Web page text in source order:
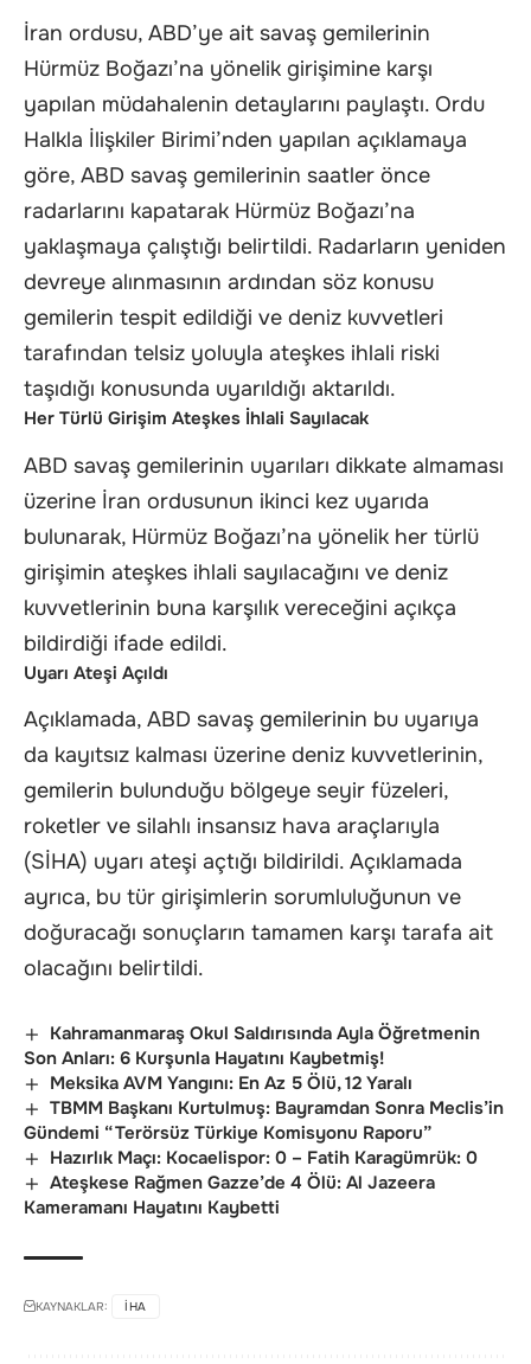
İran ordusu, ABD’ye ait savaş gemilerinin
Hürmüz Boğazı’na yönelik girişimine karşı
yapılan müdahalenin detaylarını paylaştı. Ordu
Halkla İlişkiler Birimi’nden yapılan açıklamaya
göre, ABD savaş gemilerinin saatler önce
radarlarını kapatarak Hürmüz Boğazı’na
yaklaşmaya çalıştığı belirtildi. Radarların yeniden
devreye alınmasının ardından söz konusu
gemilerin tespit edildiği ve deniz kuvvetleri
tarafından telsiz yoluyla ateşkes ihlali riski
taşıdığı konusunda uyarıldığı aktarıldı.
Her Türlü Girişim Ateşkes İhlali Sayılacak
ABD savaş gemilerinin uyarıları dikkate almaması
üzerine İran ordusunun ikinci kez uyarıda
bulunarak, Hürmüz Boğazı’na yönelik her türlü
girişimin ateşkes ihlali sayılacağını ve deniz
kuvvetlerinin buna karşılık vereceğini açıkça
bildirdiği ifade edildi.
Uyarı Ateşi Açıldı
Açıklamada, ABD savaş gemilerinin bu uyarıya
da kayıtsız kalması üzerine deniz kuvvetlerinin,
gemilerin bulunduğu bölgeye seyir füzeleri,
roketler ve silahlı insansız hava araçlarıyla
(SİHA) uyarı ateşi açtığı bildirildi. Açıklamada
ayrıca, bu tür girişimlerin sorumluluğunun ve
doğuracağı sonuçların tamamen karşı tarafa ait
olacağını belirtildi.
Kahramanmaraş Okul Saldırısında Ayla Öğretmenin
Son Anları: 6 Kurşunla Hayatını Kaybetmiş!
Meksika AVM Yangını: En Az 5 Ölü, 12 Yaralı
TBMM Başkanı Kurtulmuş: Bayramdan Sonra Meclis’in
Gündemi “Terörsüz Türkiye Komisyonu Raporu”
Hazırlık Maçı: Kocaelispor: 0 – Fatih Karagümrük: 0
Ateşkese Rağmen Gazze’de 4 Ölü: Al Jazeera
Kameramanı Hayatını Kaybetti
KAYNAKLAR: IHA